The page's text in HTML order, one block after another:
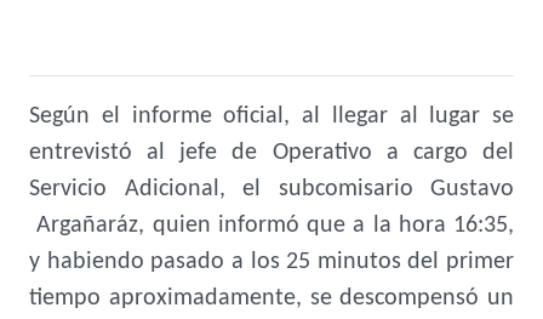
Según el informe oficial, al llegar al lugar se
entrevistó al jefe de Operativo a cargo del
Servicio Adicional, el subcomisario Gustavo
Argañaráz, quien informó que a la hora 16:35,
y habiendo pasado a los 25 minutos del primer
tiempo aproximadamente, se descompensó un